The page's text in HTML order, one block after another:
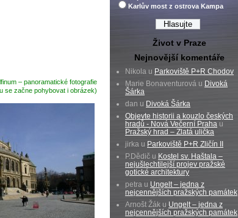
– panoramatické fotografie
se začne pohybovat i obrázek)
Karlův most z ostrova Kampa
Život v Praze
Nejnovější komentáře
Nikola u Parkoviště P+R Chodov
Marie Bonaventurová u Divoká
Šárka
dan u Divoká Šárka
Objevte historii a kouzlo českých
hradů - Nová Večerní Praha u
Pražský hrad – Zlatá ulička
jirka u Parkoviště P+R Zličín II
P.Dědič u Kostel sv. Haštala –
nejušlechtilejší projev pražské
gotické architektury
petra u Ungelt – jedna z
nejcennějších pražských památek
Arnošt Žák u Ungelt – jedna z
nejcennějších pražských památek